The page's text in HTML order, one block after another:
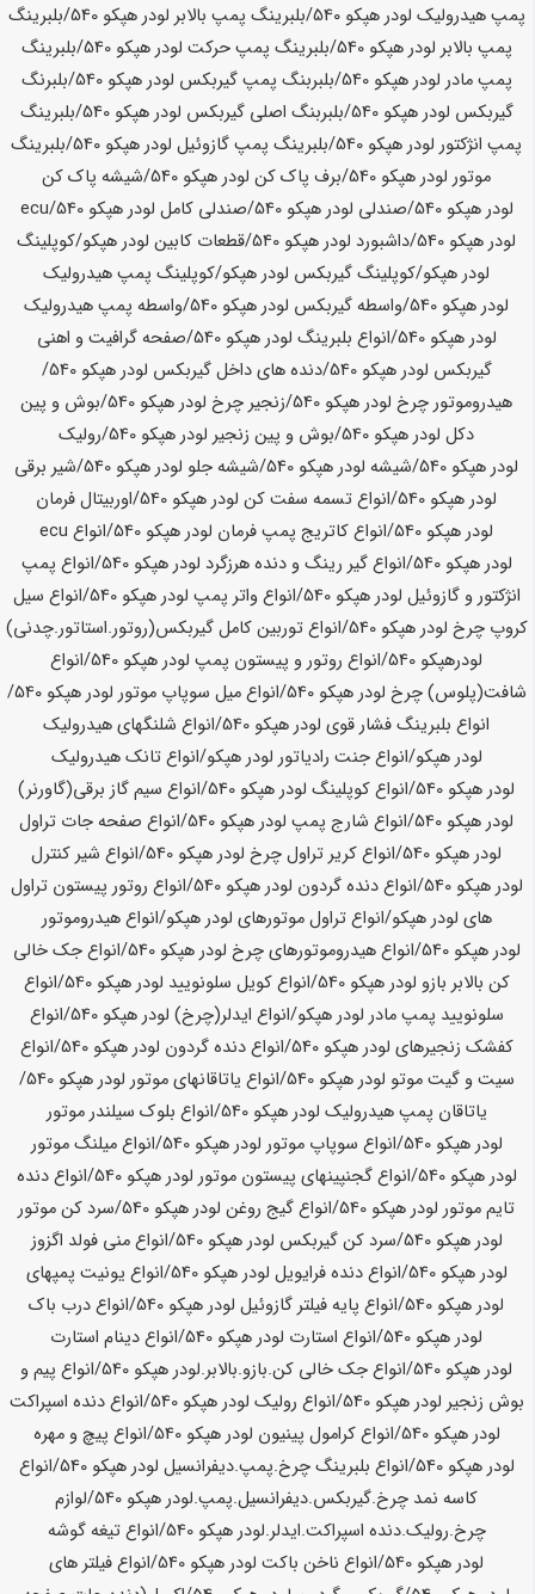
پمپ هیدرولیک لودرهپکو 540 /بلبرینگ پمپ بالابر لودرهپکو 540
/بلبرینگ
پمپ بالابر لودرهپکو 540 /بلبرینگ پمپ حرکت لودرهپکو 540
/بلبرینگ
پمپ مادر لودرهپکو 540 /بلبربنگ پمپ گیربکس لودرهپکو 540
/بلبرنگ
گیربکس لودرهپکو 540 /بلبربنگ اصلی گیربکس لودرهپکو 540
/بلبرینگ
پمپ انژکتور لودرهپکو /بلبرینگ پمپ گازوئیل لودرهپکو
/بلبرینگ
موتور لودرهپکو /برف پاک کن لودرهپکو
/شیشه پاک کن
لودرهپکو 540 /صندلی لودرهپکو 540 /صندلی کامل لودرهپکو 540
/ecu
لودرهپکو /داشبورد لودرهپکو /قطعات کابین لودرهپکو/کوپلینگ
لودرهپکو/کوپلینگ گیربکس لودرهپکو/کوپلینگ پمپ هیدرولیک
لودرهپکو /واسطه گیربکس لودرهپکو
/واسطه پمپ هیدرولیک
لودرهپکو 540 /انواع بلبرینگ لودرهپکو 540
/صفحه گرافیت و اهنی
گیربکس لودرهپکو 540 /دنده های داخل گیربکس لودرهپکو 540
/
هیدروموتور چرخ لودرهپکو /زنجیر چرخ لودرهپکو
/بوش و پین
دکل لودرهپکو /بوش و پین زنجیر لودرهپکو
/رولیک
لودرهپکو /شیشه لودرهپکو /شیشه جلو لودرهپکو
/شیر برقی
لودرهپکو /انواع تسمه سفت کن لودرهپکو
/اوربیتال فرمان
لودرهپکو /انواع کاتریج پمپ فرمان لودرهپکو
/انواع ecu
لودرهپکو 540 /انواع گیر رینگ و دنده هرزگرد لودرهپکو 540
/انواع پمپ
انژکتور و گازوئیل لودرهپکو 540 /انواع واتر پمپ لودرهپکو 540
/انواع سیل
کروپ چرخ لودرهپکو 540
/انواع توربین کامل گیربکس(روتور.استاتور.چدنی)
لودرهپکو /انواع روتور و پیستون پمپ لودرهپکو
/انواع
شافت(پلوس) چرخ لودرهپکو 540 /انواع میل سوپاپ موتور لودرهپکو 540
/
انواع بلبرینگ فشار قوی لودرهپکو
/انواع شلنگهای هیدرولیک
لودرهپکو/انواع جنت رادیاتور لودرهپکو/انواع تانک هیدرولیک
لودرهپکو /انواع کوپلینگ لودرهپکو
/انواع سیم گاز برقی(گاورنر)
لودرهپکو /انواع شارج پمپ لودرهپکو
/انواع صفحه جات تراول
لودرهپکو /انواع کریر تراول چرخ لودرهپکو
/انواع شیر کنترل
لودرهپکو 540 /انواع دنده گردون لودرهپکو 540
/انواع روتور پیستون تراول
های لودرهپکو/انواع تراول موتورهای لودرهپکو/انواع هیدروموتور
لودرهپکو 540 /انواع هیدروموتورهای چرخ لودرهپکو 540
/انواع جک خالی
کن بالابر بازو لودرهپکو 540 /انواع کویل سلونویید لودرهپکو 540
/انواع
سلونویید پمپ مادر لودرهپکو/انواع ایدلر(چرخ) لودرهپکو 540
/انواع
کفشک زنجیرهای لودرهپکو 540 /انواع دنده گردون لودرهپکو 540
/انواع
سیت و گیت موتو لودرهپکو 540 /انواع یاتاقانهای موتور لودرهپکو 540
/
یاتاقان پمپ هیدرولیک لودرهپکو 540
/انواع بلوک سیلندر موتور
لودرهپکو 540 /انواع سوپاپ موتور لودرهپکو 540
/انواع میلنگ موتور
لودرهپکو 540 /انواع گجنپینهای پیستون موتور لودرهپکو 540
/انواع دنده
تایم موتور لودرهپکو /انواع گیج روغن لودرهپکو
/سرد کن موتور
لودرهپکو 540 /سرد کن گیربکس لودرهپکو 540
/انواع منی فولد اگزوز
لودرهپکو 540 /انواع دنده فرایویل لودرهپکو 540
/انواع یونیت پمپهای
لودرهپکو /انواع پایه فیلتر گازوئیل لودرهپکو
/انواع درب باک
لودرهپکو /انواع استارت لودرهپکو
/انواع دینام استارت
لودرهپکو /انواع جک خالی کن.بازو.بالابر.لودرهپکو
/انواع پیم و
بوش زنجیر لودرهپکو 540 /انواع رولیک لودرهپکو 540
/انواع دنده اسپراکت
لودرهپکو 540 /انواع کرامول پینیون لودرهپکو 540
/انواع پیچ و مهره
لودرهپکو 540 /انواع بلبرینگ چرخ.پمپ.دیفرانسیل لودرهپکو 540
/انواع
کاسه نمد چرخ.گیربکس.دیفرانسیل.پمپ.لودرهپکو
/لوازم
چرخ.رولیک.دنده اسپراکت.ایدلر.لودرهپکو 540
/انواع تیغه گوشه
لودرهپکو /انواع ناخن باکت لودرهپکو
/انواع فیلتر های